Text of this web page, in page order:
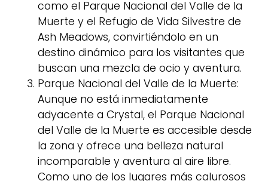
como el Parque Nacional del Valle de la
Muerte y el Refugio de Vida Silvestre de
Ash Meadows, convirtiéndolo en un
destino dinámico para los visitantes que
buscan una mezcla de ocio y aventura.
Parque Nacional del Valle de la Muerte:
Aunque no está inmediatamente
adyacente a Crystal, el Parque Nacional
del Valle de la Muerte es accesible desde
la zona y ofrece una belleza natural
incomparable y aventura al aire libre.
Como uno de los lugares más calurosos